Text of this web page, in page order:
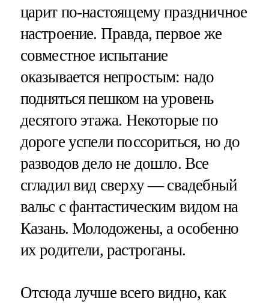
царит по-настоящему праздничное
настроение. Правда, первое же
совместное испытание
оказывается непростым: надо
подняться пешком на уровень
десятого этажа. Некоторые по
дороге успели поссориться, но до
разводов дело не дошло. Все
сгладил вид сверху — свадебный
вальс с фантастическим видом на
Казань. Молодожены, а особенно
их родители, растроганы.
Отсюда лучше всего видно, как